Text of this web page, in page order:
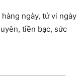
ngày, tử vi ngày
tiền bạc, sức